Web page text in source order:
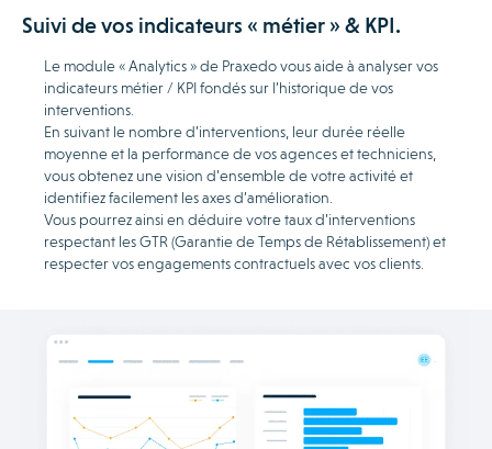
Suivi de vos indicateurs « métier » & KPI.
Le module « Analytics » de Praxedo vous aide à analyser vos
indicateurs métier / KPI fondés sur l’historique de vos
interventions.
En suivant le nombre d’interventions, leur durée réelle
moyenne et la performance de vos agences et techniciens,
vous obtenez une vision d’ensemble de votre activité et
identifiez facilement les axes d’amélioration.
Vous pourrez ainsi en déduire votre taux d’interventions
respectant les GTR (Garantie de Temps de Rétablissement) et
respecter vos engagements contractuels avec vos clients.